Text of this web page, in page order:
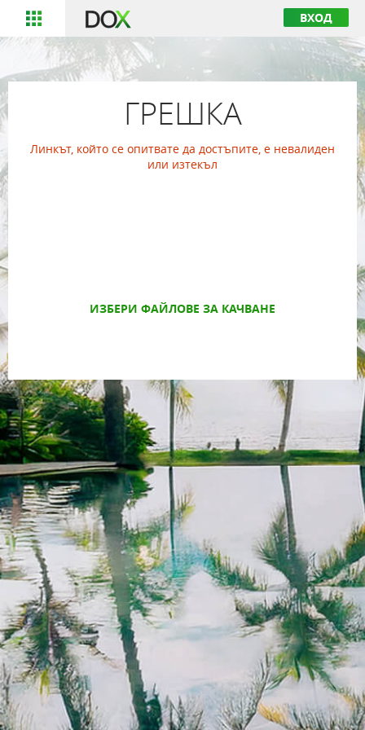
ВХОД
ГРЕШКА
Линкът, който се опитвате да достъпите, е невалиден
или изтекъл
ИЗБЕРИ ФАЙЛОВЕ ЗА КАЧВАНЕ